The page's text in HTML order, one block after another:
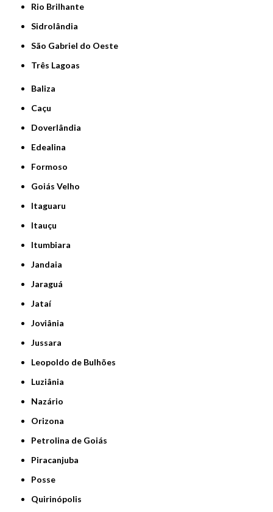
Rio Brilhante
Sidrolândia
São Gabriel do Oeste
Três Lagoas
Baliza
Caçu
Doverlândia
Edealina
Formoso
Goiás Velho
Itaguaru
Itauçu
Itumbiara
Jandaia
Jaraguá
Jataí
Joviânia
Jussara
Leopoldo de Bulhões
Luziânia
Nazário
Orizona
Petrolina de Goiás
Piracanjuba
Posse
Quirinópolis